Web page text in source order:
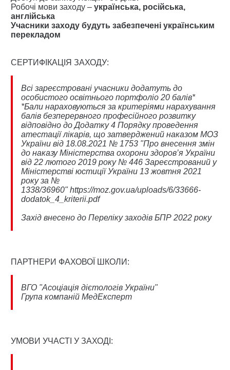
Робочі мови заходу – українська, російська,
англійська
Учасники заходу будуть забезпечені українським
перекладом
СЕРТИФІКАЦІЯ ЗАХОДУ:
Всі зареєстровані учасники додатуть до
особистого освітнього портфоліо 20 балів*
*Бали нараховуються за критеріями нарахування
балів безперервного професійного розвитку
відповідно до Додатку 4 Порядку проведення
атестації лікарів, що затверджений наказом МОЗ
України від 18.08.2021 № 1753 "Про внесення змін
до наказу Міністерства охорони здоров’я України
від 22 лютого 2019 року № 446 Зареєстрований у
Міністерстві юстиції України 13 жовтня 2021
року за №
1338/36960"https://moz.gov.ua/uploads/6/33666-
dodatok_4_kriterii.pdf
Захід внесено до Переліку заходів БПР 2022 року
ПАРТНЕРИ ФАХОВОЇ ШКОЛИ:
ВГО "Асоціація дієтологів України"
Група компаній МедЕксперт
УМОВИ УЧАСТІ У ЗАХОДІ: